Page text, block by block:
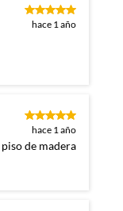
hace 1 año
hace 1 año
de madera